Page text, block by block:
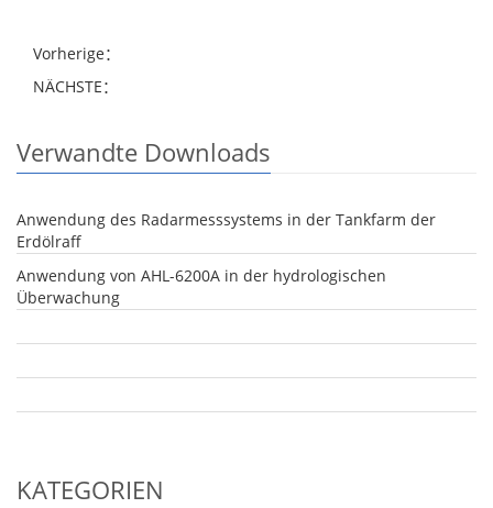
Vorherige：
NÄCHSTE：
Verwandte Downloads
Anwendung des Radarmesssystems in der Tankfarm der
Erdölraff
Anwendung von AHL-6200A in der hydrologischen
Überwachung
KATEGORIEN